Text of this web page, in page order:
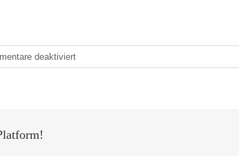
deaktiviertfür
Süssenbrunnerplatz